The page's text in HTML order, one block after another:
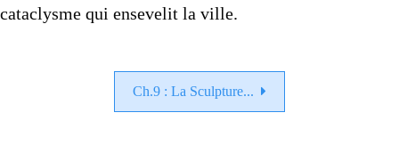
cataclysme qui ensevelit la ville.
Ch.9 : La Sculpture...